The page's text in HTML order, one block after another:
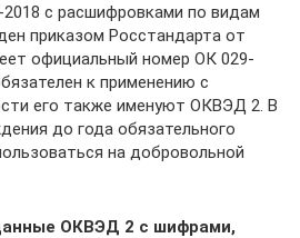
с расшифровками по видам
приказом Росстандарта от
официальный номер ОК 029-
к применению с
его также именуют ОКВЭД 2. В
до года обязательного
на добровольной
ОКВЭД 2 с шифрами,